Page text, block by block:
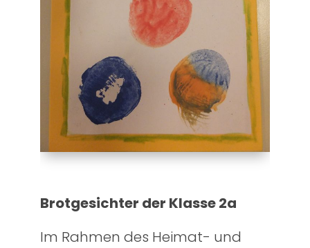
Brotgesichter der Klasse 2a
Im Rahmen des Heimat- und